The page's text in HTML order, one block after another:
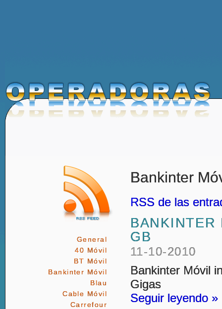
General
40 Móvil
BT Móvil
Bankinter Móvil
Blau
Cable Móvil
Carrefour
Bankinter
RSS de las
BANKINTER
GB
11-10-2010
Bankinter Móvil
Gigas
Seguir leyendo »